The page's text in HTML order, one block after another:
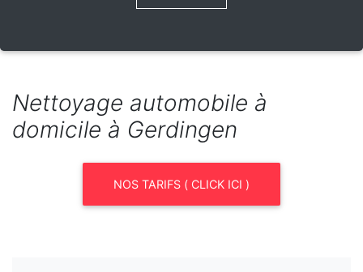
Nettoyage automobile à
domicile à Gerdingen
NOS TARIFS ( CLICK ICI )